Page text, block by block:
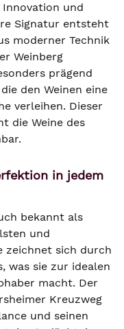
und
Signatur entsteht
moderner Technik
Weinberg
prägend
den Weinen eine
verleihen. Dieser
die Weine des
in jedem
bekannt als
und
zeichnet sich durch
was sie zur idealen
macht. Der
Kreuzweg
und seinen